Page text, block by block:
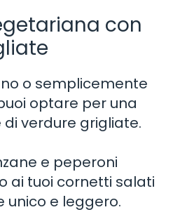
con
o semplicemente
optare per una
verdure grigliate.
e peperoni
ai tuoi cornetti salati
unico e leggero.